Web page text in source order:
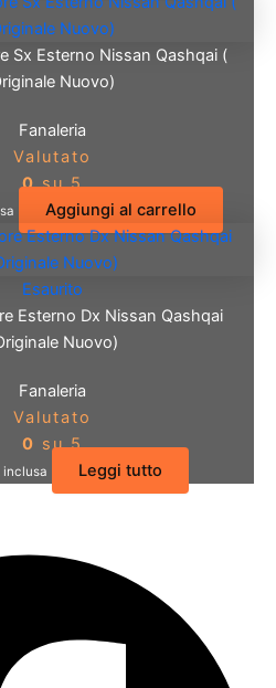
Sx Esterno Nissan Qashqai (
Nuovo)
Fanaleria
Valutato
0su 5
Aggiungi al carrello
Esaurito
Esterno Dx Nissan Qashqai
Nuovo)
Fanaleria
Valutato
0 su 5
inclusa Leggi tutto